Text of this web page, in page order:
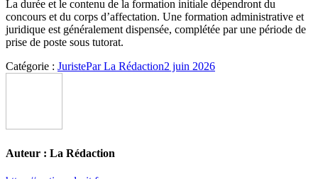
La durée et le contenu de la formation initiale dépendront du
concours et du corps d’affectation. Une formation administrative et
juridique est généralement dispensée, complétée par une période de
prise de poste sous tutorat.
Catégorie : JuristeParLa Rédaction2 juin 2026
Auteur : La Rédaction